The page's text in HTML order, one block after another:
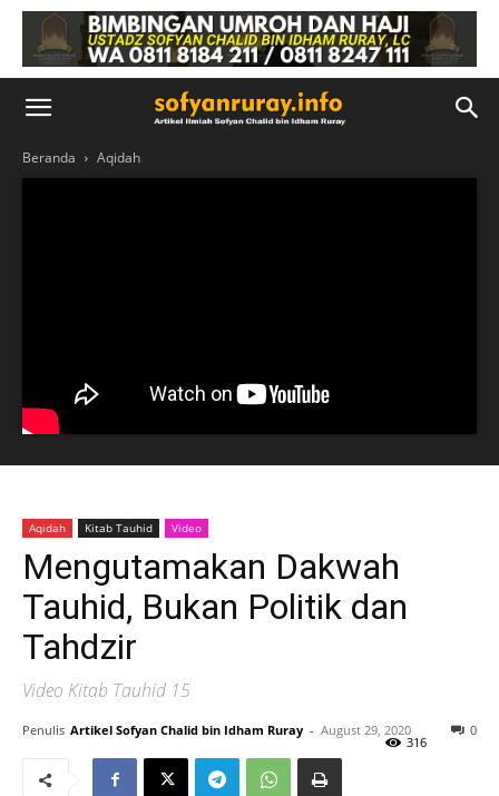
Beranda Aqidah
Aqidah Kitab Tauhid Video
Mengutamakan Dakwah
Tauhid, Bukan Politik dan
Tahdzir
Video Kitab Tauhid 15
Penulis Artikel Sofyan Chalid bin Idham Ruray - August 29, 2020 0
316